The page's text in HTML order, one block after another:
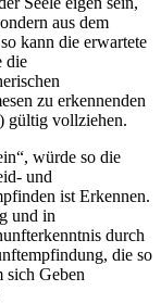
aus dem
kann die erwartete
die
zu erkennenden
gültig vollziehen.
würde so die
und
ist Erkennen.
und in
durch
die so
sich Geben